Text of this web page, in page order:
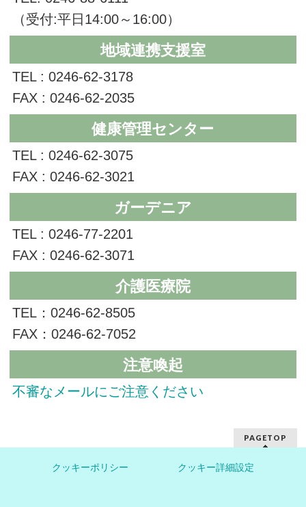
（受付:平日14:00～16:00）
地域連携支援室
TEL : 0246-62-3178
FAX : 0246-62-2035
健康管理センター
TEL : 0246-62-3075
FAX : 0246-62-3021
ガーデニア
TEL : 0246-77-2201
FAX : 0246-62-3071
介護医療院
TEL：0246-62-8505
FAX：0246-62-7052
注意喚起
不審なメールにご注意ください
PAGETOP
クッキーポリシー クッキー詳細設定